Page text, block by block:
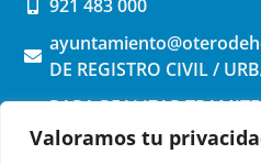
Valoramos tu
921 483 000
DE REGISTRO CIVIL /
PARA REALIZAR
ELECTRONICA (pinchar